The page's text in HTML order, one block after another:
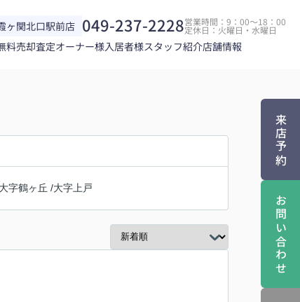
ヶ関北口駅前店 049-237-2228営業時間：9：00～18：00
定休日：火曜日・水曜日
料売却査定オーナー様入居者様スタッフ紹介店舗情報
来店予約
お問い合わせ
大字鶴ヶ丘 /大字上戸